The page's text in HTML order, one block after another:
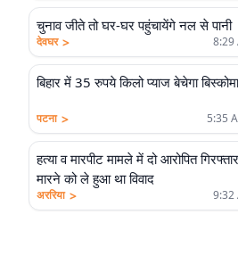
चुनाव जीते तो घर-घर पहुंचायेंगे नल से पानी
देवघर > 8:29
बिहार में 35 रुपये किलो प्याज बेचेगा
पटना > 5:35
हत्या व मारपीट मामले में दो आरोपित
मारने को ले हुआ था विवाद
अररिया > 9:32